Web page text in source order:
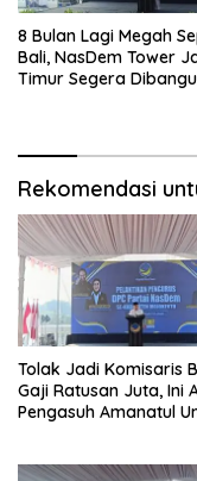
8 Bulan Lagi Megah
Bali, NasDem Tower
Timur Segera
Rekomendasi
Tolak Jadi Komisaris
Gaji Ratusan Juta, Ini
Pengasuh Amanatul